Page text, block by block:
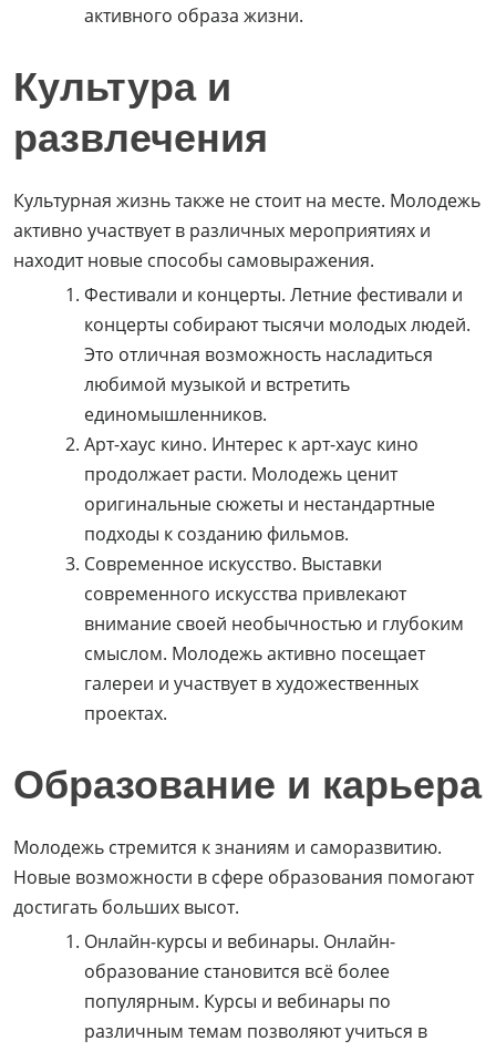
активного образа жизни.
Культура и
развлечения
Культурная жизнь также не стоит на месте. Молодежь
активно участвует в различных мероприятиях и
находит новые способы самовыражения.
Фестивали и концерты. Летние фестивали и
концерты собирают тысячи молодых людей.
Это отличная возможность насладиться
любимой музыкой и встретить
единомышленников.
Арт-хаус кино. Интерес к арт-хаус кино
продолжает расти. Молодежь ценит
оригинальные сюжеты и нестандартные
подходы к созданию фильмов.
Современное искусство. Выставки
современного искусства привлекают
внимание своей необычностью и глубоким
смыслом. Молодежь активно посещает
галереи и участвует в художественных
проектах.
Образование и карьера
Молодежь стремится к знаниям и саморазвитию.
Новые возможности в сфере образования помогают
достигать больших высот.
Онлайн-курсы и вебинары. Онлайн-
образование становится всё более
популярным. Курсы и вебинары по
различным темам позволяют учиться в